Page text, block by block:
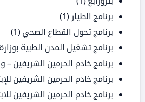
برنامج الطيار (1)
برنامج تحول القطاع الصحي (1)
برنامج تشغيل المدن الطبية
برنامج خادم الحرمين الشريفين –
برنامج خادم الحرمين الشريفين
برنامج خادم الحرمين الشريفين